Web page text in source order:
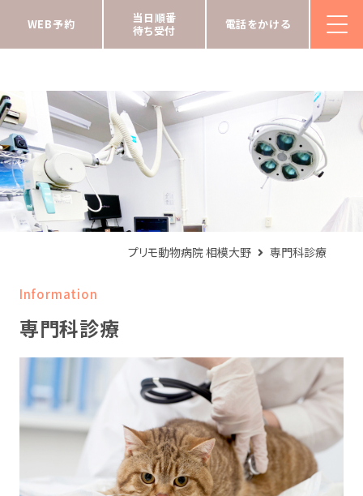
WEB予約
当日順番
待ち受付
電話をかける
プリモ動物病院 相模大野 専門科診療
Information
専門科診療